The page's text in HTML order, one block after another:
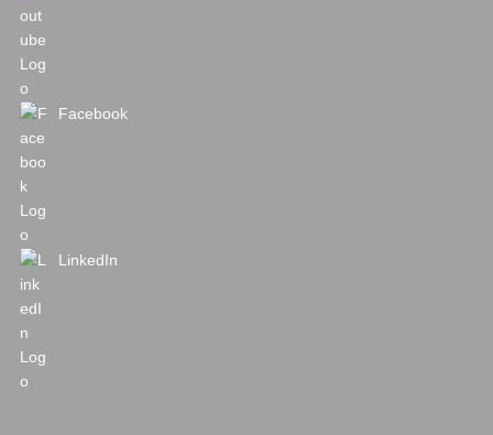
Facebook
LinkedIn